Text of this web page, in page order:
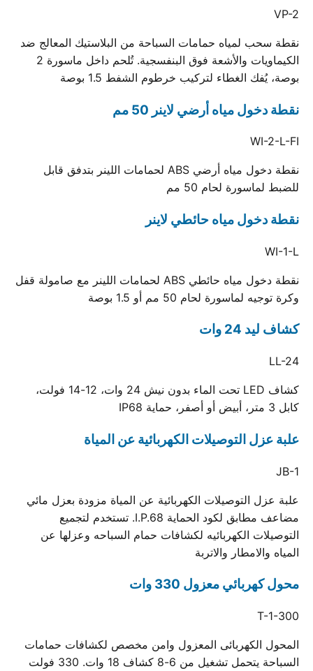
VP-2
نقطة سحب لمياه حمامات السباحة من البلاستيك المعالج ضد
الكيماويات والأشعة فوق البنفسجية. تُلحم داخل ماسورة 2
بوصة، يُفك الغطاء لتركيب خرطوم الشفط 1.5 بوصة
نقطة دخول مياه أرضي لاينر 50 مم
WI-2-L-FI
نقطة دخول مياه أرضي ABS لحمامات اللينر بتدفق قابل
للضبط لماسورة لحام 50 مم
نقطة دخول مياه حائطي لاينر
WI-1-L
نقطة دخول مياه حائطي ABS لحمامات اللينر مع صامولة قفل
وكرة توجيه لماسورة لحام 50 مم أو 1.5 بوصة
كشاف ليد 24 وات
LL-24
كشاف LED تحت الماء بدون نيش 24 وات، 12-14 فولت،
كابل 3 متر، أبيض أو أصفر، حماية IP68
علبة عزل التوصيلات الكهربائية عن المياة
JB-1
علبة عزل التوصيلات الكهربائية عن المياة مزودة بعزل مائي
مضاعف مطابق لكود الحماية I.P.68. تستخدم لتجميع
التوصيلات الكهربائيه لكشافات حمام السباحه وعزلها عن
المياه والامطار والاتربة
محول كهربائي معزول 330 وات
T-1-300
المحول الكهربائى المعزول وامن مخصص لكشافات حمامات
السباحة يتحمل تشغيل من 6-8 كشاف 18 وات. 330 فولت